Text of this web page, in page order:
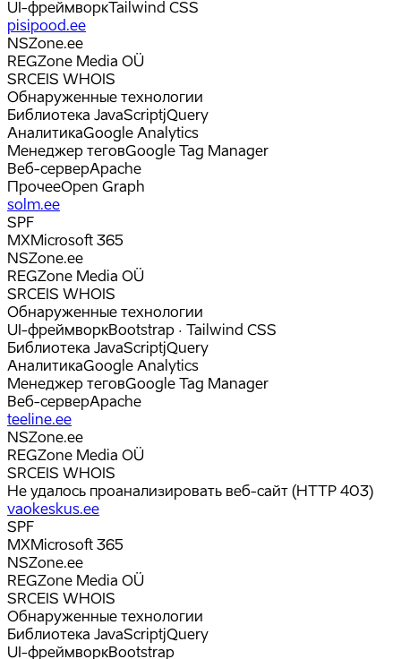
UI-фреймворкTailwind CSS
pisipood.ee
NSZone.ee
REGZone Media OÜ
SRCEIS WHOIS
Обнаруженные технологии
Библиотека JavaScriptjQuery
АналитикаGoogle Analytics
Менеджер теговGoogle Tag Manager
Веб-серверApache
ПрочееOpen Graph
solm.ee
SPF
MXMicrosoft 365
NSZone.ee
REGZone Media OÜ
SRCEIS WHOIS
Обнаруженные технологии
UI-фреймворкBootstrap · Tailwind CSS
Библиотека JavaScriptjQuery
АналитикаGoogle Analytics
Менеджер теговGoogle Tag Manager
Веб-серверApache
teeline.ee
NSZone.ee
REGZone Media OÜ
SRCEIS WHOIS
Не удалось проанализировать веб-сайт (HTTP 403)
vaokeskus.ee
SPF
MXMicrosoft 365
NSZone.ee
REGZone Media OÜ
SRCEIS WHOIS
Обнаруженные технологии
Библиотека JavaScriptjQuery
UI-фреймворкBootstrap